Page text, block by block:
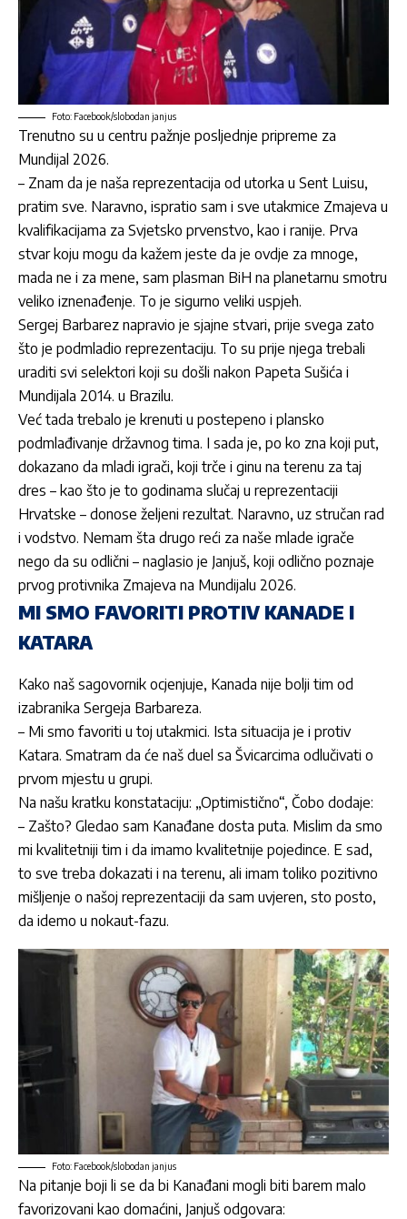
Foto: Facebook/slobodan janjus
Trenutno su u centru pažnje posljednje pripreme za
Mundijal 2026.
– Znam da je naša reprezentacija od utorka u Sent Luisu,
pratim sve. Naravno, ispratio sam i sve utakmice Zmajeva u
kvalifikacijama za Svjetsko prvenstvo, kao i ranije. Prva
stvar koju mogu da kažem jeste da je ovdje za mnoge,
mada ne i za mene, sam plasman BiH na planetarnu smotru
veliko iznenađenje. To je sigurno veliki uspjeh.
Sergej Barbarez napravio je sjajne stvari, prije svega zato
što je podmladio reprezentaciju. To su prije njega trebali
uraditi svi selektori koji su došli nakon Papeta Sušića i
Mundijala 2014. u Brazilu.
Već tada trebalo je krenuti u postepeno i plansko
podmlađivanje državnog tima. I sada je, po ko zna koji put,
dokazano da mladi igrači, koji trče i ginu na terenu za taj
dres – kao što je to godinama slučaj u reprezentaciji
Hrvatske – donose željeni rezultat. Naravno, uz stručan rad
i vodstvo. Nemam šta drugo reći za naše mlade igrače
nego da su odlični – naglasio je Janjuš, koji odlično poznaje
prvog protivnika Zmajeva na Mundijalu 2026.
MI SMO FAVORITI PROTIV KANADE I
KATARA
Kako naš sagovornik ocjenjuje, Kanada nije bolji tim od
izabranika Sergeja Barbareza.
– Mi smo favoriti u toj utakmici. Ista situacija je i protiv
Katara. Smatram da će naš duel sa Švicarcima odlučivati o
prvom mjestu u grupi.
Na našu kratku konstataciju: „Optimistično“, Čobo dodaje:
– Zašto? Gledao sam Kanađane dosta puta. Mislim da smo
mi kvalitetniji tim i da imamo kvalitetnije pojedince. E sad,
to sve treba dokazati i na terenu, ali imam toliko pozitivno
mišljenje o našoj reprezentaciji da sam uvjeren, sto posto,
da idemo u nokaut-fazu.
Foto: Facebook/slobodan janjus
Na pitanje boji li se da bi Kanađani mogli biti barem malo
favorizovani kao domaćini, Janjuš odgovara: